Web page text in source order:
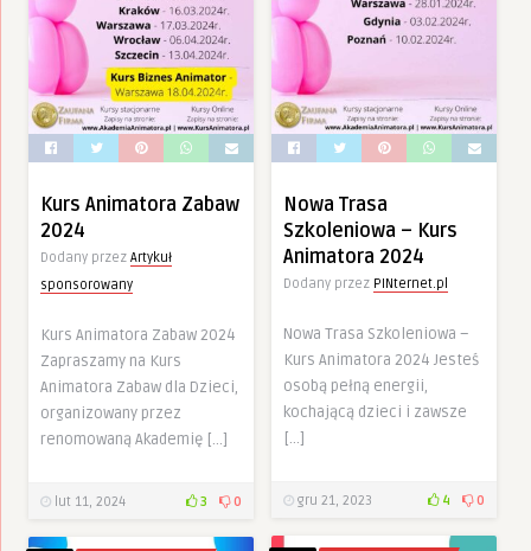
Kurs Animatora Zabaw
2024
Dodany przez Artykuł
sponsorowany
Kurs Animatora Zabaw 2024
Zapraszamy na Kurs
Animatora Zabaw dla Dzieci,
organizowany przez
renomowaną Akademię […]
lut 11, 2024 3 0
Nowa Trasa
Szkoleniowa – Kurs
Animatora 2024
Dodany przez PINternet.pl
Nowa Trasa Szkoleniowa –
Kurs Animatora 2024 Jesteś
osobą pełną energii,
kochającą dzieci i zawsze
[…]
gru 21, 2023 4 0